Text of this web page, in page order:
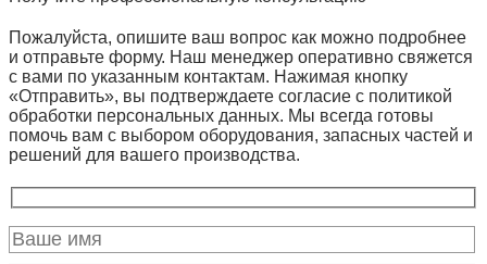
Пожалуйста, опишите ваш вопрос как можно подробнее
и отправьте форму. Наш менеджер оперативно свяжется
с вами по указанным контактам. Нажимая кнопку
«Отправить», вы подтверждаете согласие с политикой
обработки персональных данных. Мы всегда готовы
помочь вам с выбором оборудования, запасных частей и
решений для вашего производства.